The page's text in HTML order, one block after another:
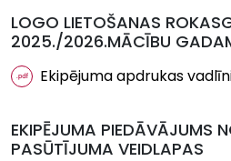
LOGO LIETOŠANAS
2025./2026.MĀCĪBU
Ekipējuma apdrukas
EKIPĒJUMA PIEDĀVĀJUMS
PASŪTĪJUMA VEIDLAPAS